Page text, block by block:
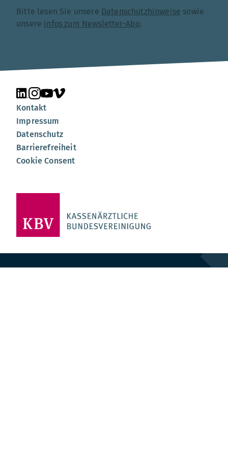
Bitte lesen Sie unsere Datenschutzhinweise sowie
unsere Infos zum Newsletter-Abo.
Unsere Seite auf LinkedIn
Unsere Seite auf Instagram
Unsere Seite auf YouTube
Unsere Seite auf Vimeo
Kontakt
Impressum
Datenschutz
Barrierefreiheit
Cookie Consent